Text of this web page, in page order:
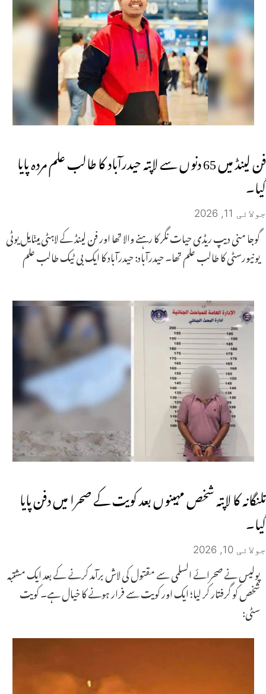
فن لینڈ میں 65 دنوں سے لاپتہ حیدرآباد کا طالب علم مردہ پایا
گیا۔
جولائی 11, 2026
گوجا منی دیپ ریڈی حیات نگر کا رہنے والا تھا اور فن لینڈ کے لاہٹی میںایل یوٹی
یونیورسٹی کا طالب علم تھا۔ حیدرآباد: حیدرآباد کا ایک بی ٹیک طالب علم
تلنگانہ کا لاپتہ شخص مہینوں بعد کویت کے صحرا میں دفن پایا
گیا۔
جولائی 10, 2026
پولیس نے صحرائے السلمی سے مقتول کی لاش برآمد کرنے کے بعد ایک مشتبہ
شخص کو گرفتار کر لیا؛ ایک اور کویت سے فرار ہونے کا خیال ہے۔ کویت
سٹی: